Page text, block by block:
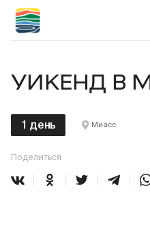
УИКЕНД В
1 день Миасс
Поделиться